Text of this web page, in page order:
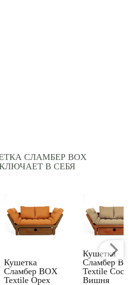
СЛАМБЕР BOX
В СЕБЯ
Кушетка
Сламбер BOX
Textile Орех
Кушетка
Сламбер
Textile
Вишня